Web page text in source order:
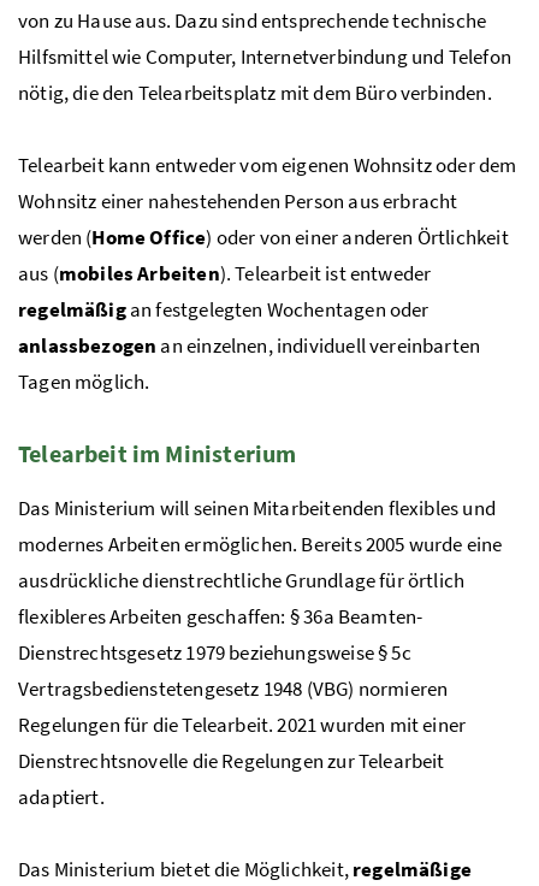
von zu Hause aus. Dazu sind entsprechende technische
Hilfsmittel wie Computer, Internetverbindung und Telefon
nötig, die den Telearbeitsplatz mit dem Büro verbinden.
Telearbeit kann entweder vom eigenen Wohnsitz oder dem
Wohnsitz einer nahestehenden Person aus erbracht
werden (Home Office) oder von einer anderen Örtlichkeit
aus (mobiles Arbeiten). Telearbeit ist entweder
regelmäßigan festgelegten Wochentagen oder
anlassbezogen an einzelnen, individuell vereinbarten
Tagen möglich.
Telearbeit im Ministerium
Das Ministerium will seinen Mitarbeitenden flexibles und
modernes Arbeiten ermöglichen. Bereits 2005 wurde eine
ausdrückliche dienstrechtliche Grundlage für örtlich
flexibleres Arbeiten geschaffen: §36a Beamten-
Dienstrechtsgesetz 1979 beziehungsweise§5c
Vertragsbedienstetengesetz 1948 (VBG) normieren
Regelungen für die Telearbeit. 2021 wurden mit einer
Dienstrechtsnovelle die Regelungen zur Telearbeit
adaptiert.
Das Ministerium bietet die Möglichkeit,regelmäßige